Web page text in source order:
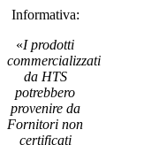
Informativa:
«I prodotti
commercializzati
da HTS
potrebbero
provenire da
Fornitori non
certificati